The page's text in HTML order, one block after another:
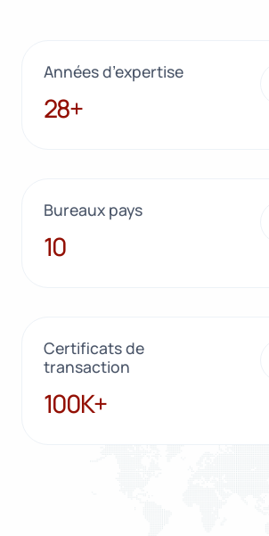
Années d’expertise
28+
28+
Bureaux pays
10
10
Certificats de
transaction
100K+
100K+